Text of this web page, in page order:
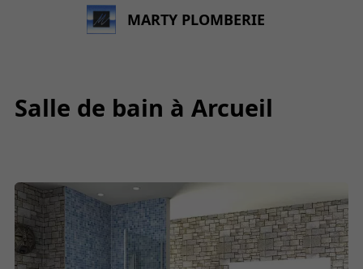
MARTY PLOMBERIE
Salle de bain à Arcueil